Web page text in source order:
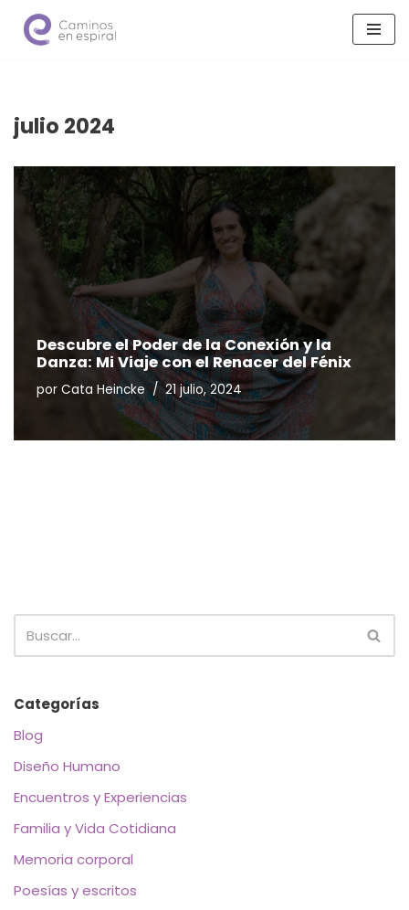
Saltar
julio 2024
Descubre el Poder de la Conexión y la
Danza: Mi Viaje con el Renacer del Fénix
por Cata Heincke 21 julio, 2024
Categorías
Blog
Diseño Humano
Encuentros y Experiencias
Familia y Vida Cotidiana
Memoria corporal
Poesías y escritos